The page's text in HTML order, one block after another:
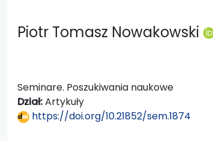
Piotr Tomasz Nowakowski
Seminare. Poszukiwania naukowe
Dział:Artykuły
https://doi.org/10.21852/sem.1874